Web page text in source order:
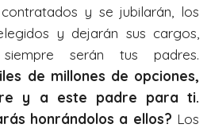
y se jubilarán, los
y dejarán sus cargos,
serán tus padres.
de millones de opciones,
y a este padre para ti.
honrándolos a ellos? Los